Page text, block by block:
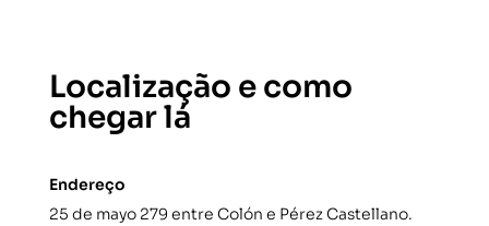
Localização e como
chegar lá
Endereço
25 de mayo 279 entre Colón e Pérez Castellano.